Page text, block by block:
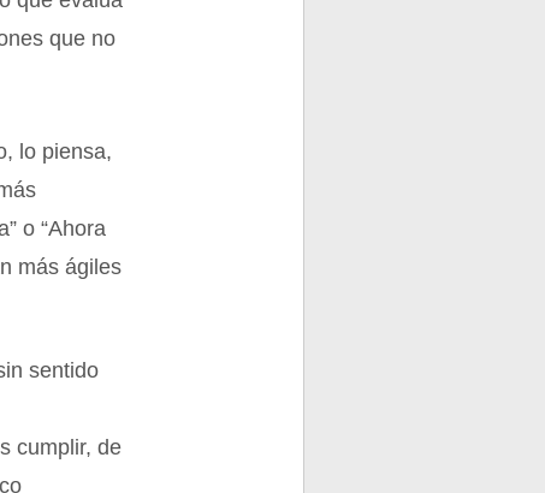
que no
lo piensa,
o “Ahora
más ágiles
sentido
cumplir, de